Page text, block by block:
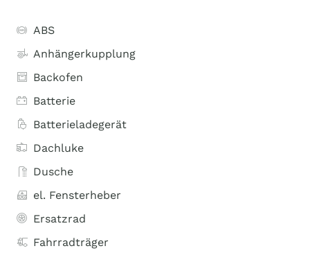
ABS
Anhängerkupplung
Backofen
Batterie
Batterieladegerät
Dachluke
Dusche
el. Fensterheber
Ersatzrad
Fahrradträger